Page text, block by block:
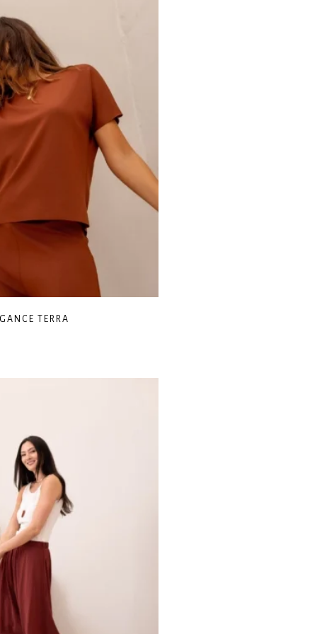
elastano.
P.
TERRA